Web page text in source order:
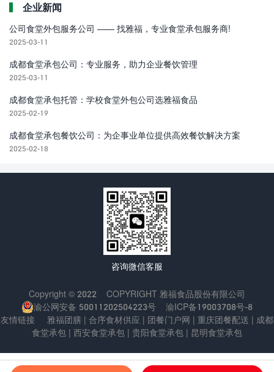
企业新闻
公司食堂外包服务公司 —— 找雅福，专业食堂承包服务商!
2025-03-11
成都食堂承包公司：专业服务，助力企业餐饮管理
2025-03-11
成都食堂承包托管：学校食堂外包公司选雅福食品
2025-02-19
成都食堂承包餐饮公司：为企事业单位提供高效餐饮解决方案
2025-02-18
咨询微信客服
Copyright © 2022 COPYRIGHT 雅福食品股份有限公司
渝公网安备 50011202504223号
渝ICP备19003708号-8
友情链接
雅福团膳 | 合序食材供应 | 团餐门户网 | 重庆团餐配送 | 成都
食堂承包 | 西安食堂承包 | 贵阳食堂承包 | 昆明食堂承包